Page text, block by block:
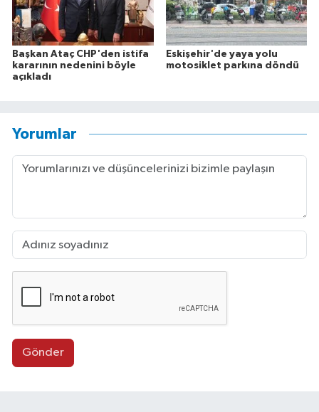
Başkan Ataç CHP'den istifa
kararının nedenini böyle
açıkladı
Eskişehir'de yaya yolu
motosiklet parkına döndü
Yorumlar
Gönder